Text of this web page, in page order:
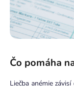
Čo pomáha
Liečba anémie